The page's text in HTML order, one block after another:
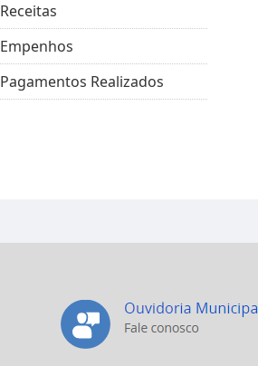
Receitas
Empenhos
Pagamentos Realizados